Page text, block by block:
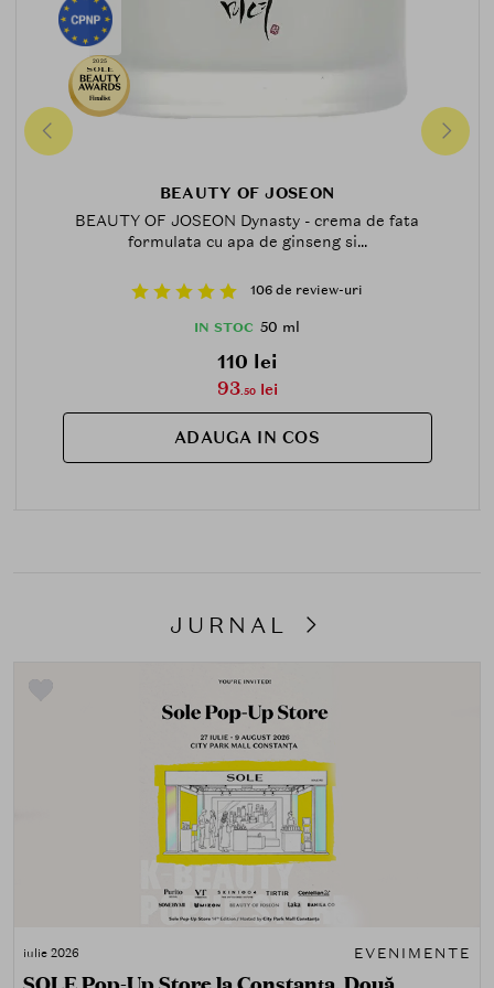
2025
Finalist
BEAUTY OF JOSEON
BEAUTY OF JOSEON Dynasty - crema de fata
formulata cu apa de ginseng si...
106 de review-uri
IN STOC 50 ml
110 lei
93.50lei
ADAUGA IN COS
JURNAL
iulie 2026 EVENIMENTE